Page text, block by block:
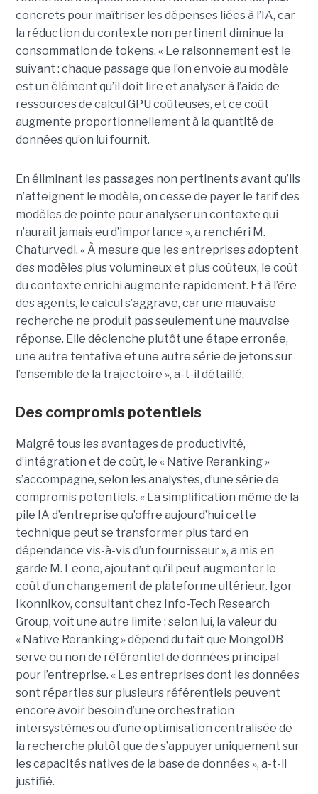
concrets pour maîtriser les dépenses liées à l’IA, car
la réduction du contexte non pertinent diminue la
consommation de tokens. « Le raisonnement est le
suivant : chaque passage que l’on envoie au modèle
est un élément qu’il doit lire et analyser à l’aide de
ressources de calcul GPU coûteuses, et ce coût
augmente proportionnellement à la quantité de
données qu’on lui fournit.
En éliminant les passages non pertinents avant qu’ils
n’atteignent le modèle, on cesse de payer le tarif des
modèles de pointe pour analyser un contexte qui
n’aurait jamais eu d’importance », a renchéri M.
Chaturvedi. « À mesure que les entreprises adoptent
des modèles plus volumineux et plus coûteux, le coût
du contexte enrichi augmente rapidement. Et à l’ère
des agents, le calcul s’aggrave, car une mauvaise
recherche ne produit pas seulement une mauvaise
réponse. Elle déclenche plutôt une étape erronée,
une autre tentative et une autre série de jetons sur
l’ensemble de la trajectoire », a-t-il détaillé.
Des compromis potentiels
Malgré tous les avantages de productivité,
d’intégration et de coût, le « Native Reranking »
s’accompagne, selon les analystes, d’une série de
compromis potentiels. « La simplification même de la
pile IA d’entreprise qu’offre aujourd’hui cette
technique peut se transformer plus tard en
dépendance vis-à-vis d’un fournisseur », a mis en
garde M. Leone, ajoutant qu’il peut augmenter le
coût d’un changement de plateforme ultérieur. Igor
Ikonnikov, consultant chez Info-Tech Research
Group, voit une autre limite : selon lui, la valeur du
« Native Reranking » dépend du fait que MongoDB
serve ou non de référentiel de données principal
pour l’entreprise. « Les entreprises dont les données
sont réparties sur plusieurs référentiels peuvent
encore avoir besoin d’une orchestration
intersystèmes ou d’une optimisation centralisée de
la recherche plutôt que de s’appuyer uniquement sur
les capacités natives de la base de données », a-t-il
justifié.